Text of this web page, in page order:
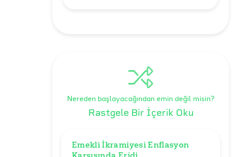
Nereden başlayacağından emin değil misin?
Rastgele Bir İçerik Oku
Emekli İkramiyesi Enflasyon